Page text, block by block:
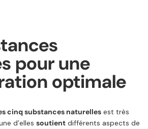
pour une
optimale
cinq substances naturelles est très
d’elles soutient différents aspects de